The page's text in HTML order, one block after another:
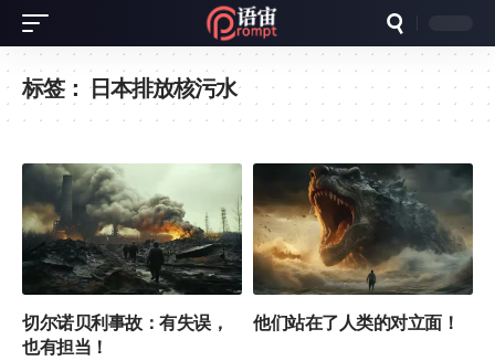
标签： 日本排放核污水
切尔诺贝利事故：有失误，
也有担当！
他们站在了人类的对立面！